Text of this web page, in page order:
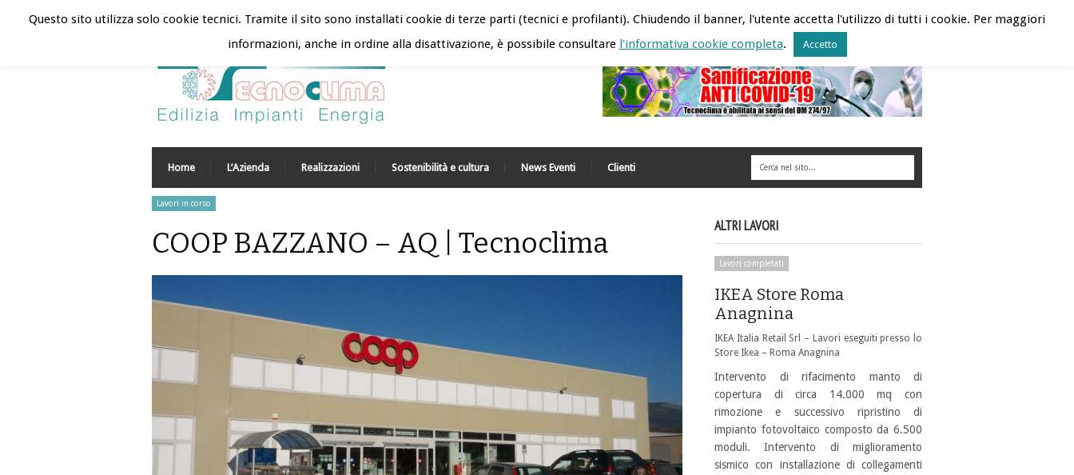
Tecnoclima | 6 August 2026
Home L’Azienda Realizzazioni Sostenibilità e cultura News Eventi Clienti
Lavori in corso
COOP BAZZANO – AQ | Tecnoclima
ALTRI LAVORI
Lavori completati
IKEA Store Roma
Anagnina
IKEA Italia Retail Srl – Lavori eseguiti presso lo
Store Ikea – Roma Anagnina
Intervento di rifacimento manto di
copertura di circa 14.000 mq con
rimozione e successivo ripristino di
impianto fotovoltaico composto da 6.500
moduli. Intervento di miglioramento
sismico con installazione di collegamenti
Questo sito utilizza solo cookie tecnici. Tramite il sito sono installati cookie di terze parti (tecnici e profilanti). Chiudendo il banner, l'utente accetta l'utilizzo di tutti i cookie. Per maggiori
informazioni, anche in ordine alla disattivazione, è possibile consultare l'informativa cookie completa. Accetto